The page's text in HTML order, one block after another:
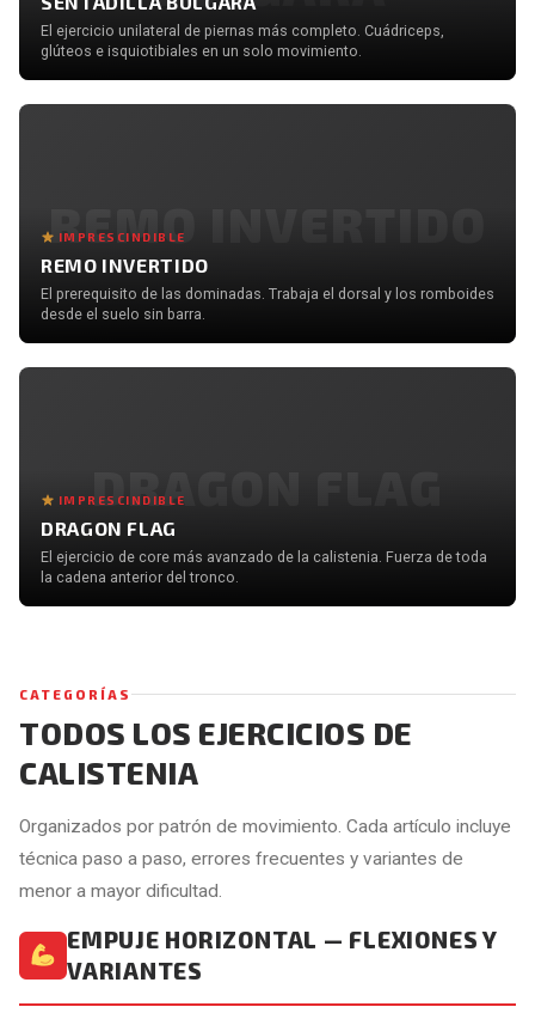
El ejercicio unilateral de piernas más completo. Cuádriceps,
glúteos e isquiotibiales en un solo movimiento.
REMO INVERTIDO
IMPRESCINDIBLE
REMO INVERTIDO
El prerequisito de las dominadas. Trabaja el dorsal y los romboides
desde el suelo sin barra.
DRAGON FLAG
IMPRESCINDIBLE
DRAGON FLAG
El ejercicio de core más avanzado de la calistenia. Fuerza de toda
la cadena anterior del tronco.
CATEGORÍAS
TODOS LOS EJERCICIOS DE
CALISTENIA
Organizados por patrón de movimiento. Cada artículo incluye
técnica paso a paso, errores frecuentes y variantes de
menor a mayor dificultad.
EMPUJE HORIZONTAL — FLEXIONES Y
VARIANTES